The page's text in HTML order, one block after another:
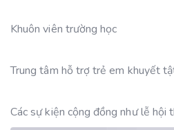
Khuôn viên trường học
Trung tâm hỗ trợ trẻ em khuyết
Các sự kiện cộng đồng như lễ hội